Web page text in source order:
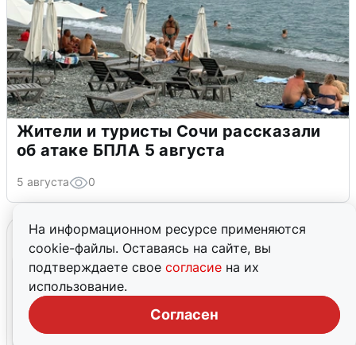
На информационном ресурсе применяются
cookie-файлы. Оставаясь на сайте, вы
подтверждаете свое согласие на их
использование.
Согласен
Жители и туристы Сочи рассказали
об атаке БПЛА 5 августа
5 августа 0